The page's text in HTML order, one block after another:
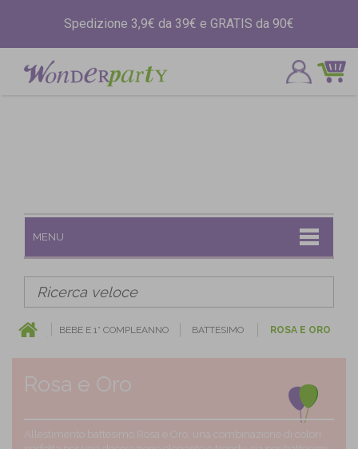
Spedizione 3,9€ da 39€ e GRATIS da 90€
MENU
BEBE E 1° COMPLEANNO BATTESIMO ROSA E ORO
Rosa e Oro
Allestimento battesimo Rosa e Oro, una combinazione di colori